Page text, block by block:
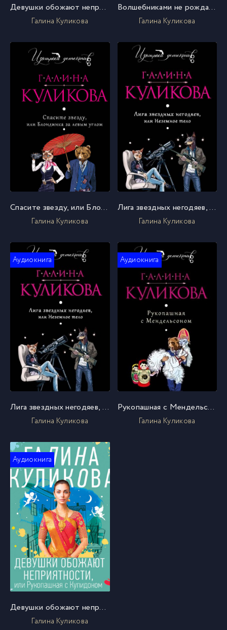
Девушки обожают неприятности, или Рукопашная с купидоном
Галина Куликова
Волшебниками не рождаются, или Вуду для «чайников»
Галина Куликова
Спасите звезду, или Блондинка за левым углом
Галина Куликова
Лига звездных негодяев, или Неземное тело
Галина Куликова
Аудиокнига
Лига звездных негодяев, или Неземное тело
Галина Куликова
Аудиокнига
Рукопашная с Мендельсоном
Галина Куликова
Аудиокнига
Девушки обожают неприятности, или Рукопашная с Купидоном
Галина Куликова